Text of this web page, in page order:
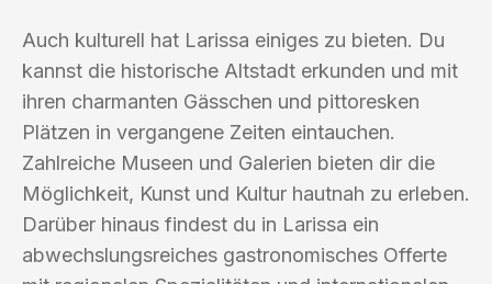
Auch kulturell hat Larissa einiges zu bieten. Du
kannst die historische Altstadt erkunden und mit
ihren charmanten Gässchen und pittoresken
Plätzen in vergangene Zeiten eintauchen.
Zahlreiche Museen und Galerien bieten dir die
Möglichkeit, Kunst und Kultur hautnah zu erleben.
Darüber hinaus findest du in Larissa ein
abwechslungsreiches gastronomisches Offerte